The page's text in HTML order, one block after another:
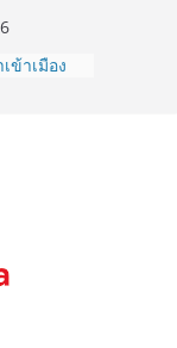
ข้าเมือง
ไหนดี
ความ
ช้วิธีไหน
ตัว